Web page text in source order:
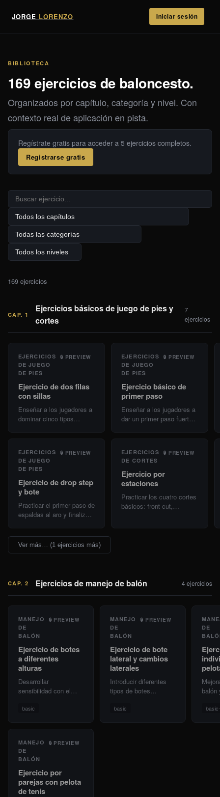
JORGE LORENZO Iniciar sesión
BIBLIOTECA
169 ejercicios de baloncesto.
Organizados por capítulo, categoría y nivel. Con
contexto real de aplicación en pista.
Regístrate gratis para acceder a 5 ejercicios completos.
Registrarse gratis
169 ejercicios
CAP. 1
Ejercicios básicos de juego de pies y
cortes
7
ejercicios
EJERCICIOS
DE JUEGO
DE PIES
🔒 PREVIEW
Ejercicio de dos filas
con sillas
Enseñar a los jugadores a
dominar cinco tipos
sin balón: parada en un
tiempos, cambio de ritmo,
cambio de ritmo y
EJERCICIOS
DE JUEGO
DE PIES
🔒 PREVIEW
Ejercicio básico de
primer paso
Enseñar a los jugadores a
dar un primer paso fuerte y
defensor hasta convertir el
EJERCICIOS
DE JUEGO
DE PIES
🔒 PREVIEW
Ejercicio de drop step
y bote
Practicar el primer paso de
espaldas al aro y finalizar
EJERCICIOS
DE CORTES
🔒 PREVIEW
Ejercicio por
estaciones
Practicar los cuatro cortes
básicos: front cut,
Ver más… (1 ejercicios más)
CAP. 2 Ejercicios de manejo de balón 4ejercicios
MANEJO
DE
BALÓN
🔒 PREVIEW
Ejercicio de botes
a diferentes
alturas
Desarrollar
sensibilidad con el
y control del bote a
basic
MANEJO
DE
BALÓN
🔒 PREVIEW
Ejercicio de bote
lateral y cambios
laterales
Introducir diferentes
tipos de botes
mejorando fuerza de
basic
DE
balón
MANEJO
DE
BALÓN
🔒 PREVIEW
Ejercicio por
parejas con pelota
de tenis